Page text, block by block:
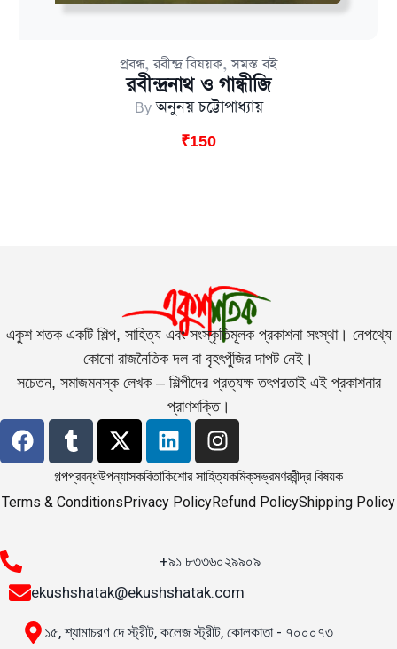
প্রবন্ধ,রবীন্দ্র বিষয়ক,সমস্ত বই
রবীন্দ্রনাথ ও গান্ধীজি
Byঅনুনয় চট্টোপাধ্যায়
₹150
একুশ শতক একটি শিল্প, সাহিত্য এবং সংস্কৃতিমূলক প্রকাশনা সংস্থা। নেপথ্যে
কোনো রাজনৈতিক দল বা বৃহৎপুঁজির দাপট নেই।
সচেতন, সমাজমনস্ক লেখক – শিল্পীদের প্রত্যক্ষ তৎপরতাই এই প্রকাশনার
প্রাণশক্তি।
গল্পপ্রবন্ধউপন্যাসকবিতাকিশোর সাহিত্যকমিক্‌সভ্রমণরবীন্দ্র বিষয়ক
Terms & ConditionsPrivacy PolicyRefund PolicyShipping Policy
+৯১ ৮৩৩৬০২৯৯০৯
ekushshatak@ekushshatak.com
১৫, শ্যামাচরণ দে স্ট্রীট, কলেজ স্ট্রীট, কোলকাতা - ৭০০০৭৩